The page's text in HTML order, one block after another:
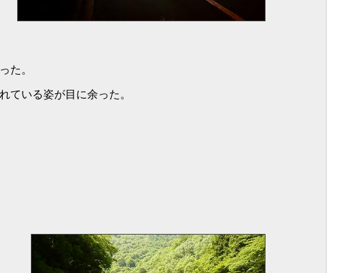
た。
ている姿が目に余った。